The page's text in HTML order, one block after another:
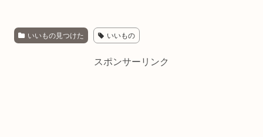
いいもの見つけた いいもの
スポンサーリンク